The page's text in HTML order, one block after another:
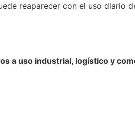
reaparecer con el uso diario
a uso industrial, logístico y